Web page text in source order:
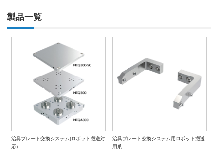
製品一覧
治具プレート交換システム(ロボット搬送対
応)
治具プレート交換システム用ロボット搬送
用爪